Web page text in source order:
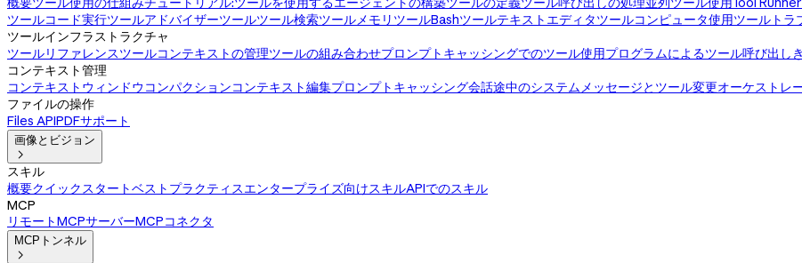
ツールコード実行ツールアドバイザーツールツール検索ツールメモリツールBashツールテキストエディタツールコンピュータ使用ツール ト
ツールインフラストラクチャ
ツールリファレンスツールコンテキストの管理ツールの組み合わせプロンプトキャッシングでのツール使用プログラムによるツール呼び出し
コンテキスト管理
コンテキストウィンドウ コンパクションコンテキスト編集プロンプトキャッシング会話途中のシステムメッセージとツール変更オーケストレ
ファイルの操作
Files APIPDFサポート
画像とビジョン

スキル
概要クイックスタートベストプラクティスエンタープライズ向けスキルAPIでのスキル
MCP
リモートMCPサーバーMCPコネクタ
MCPトンネル
